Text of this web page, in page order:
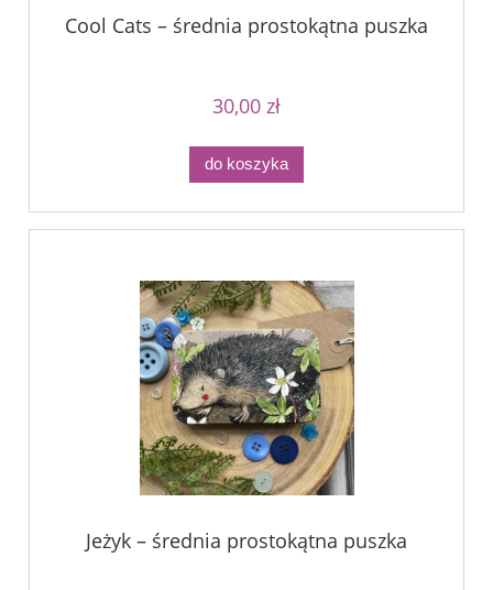
Cool Cats – średnia prostokątna puszka
30,00 zł
do koszyka
Jeżyk – średnia prostokątna puszka